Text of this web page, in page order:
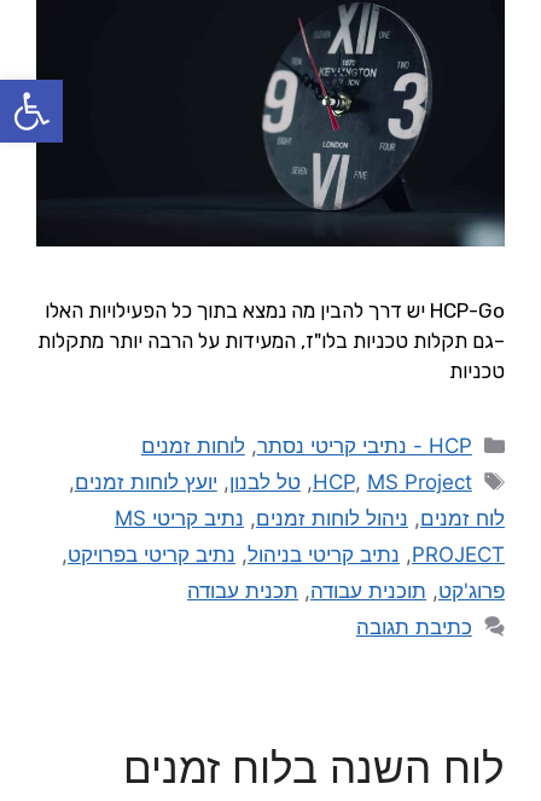
פתח
HCP-Go יש דרך להבין מה נמצא בתוך כל הפעילויות האלו
–גם תקלות טכניות בלו"ז, המעידות על הרבה יותר מתקלות
טכניות
HCP - נתיבי קריטי נסתר ,לוחות זמנים
HCP, MS Project
,טל לבנון, יועץ לוחות זמנים,
לוח זמנים, ניהול לוחות זמנים,
נתיב קריטי MS
PROJECT
, נתיב קריטי בניהול, נתיב קריטי בפרויקט,
פרוג'קט, תוכנית עבודה, תכנית עבודה
כתיבת תגובה
לוח השנה בלוח זמנים